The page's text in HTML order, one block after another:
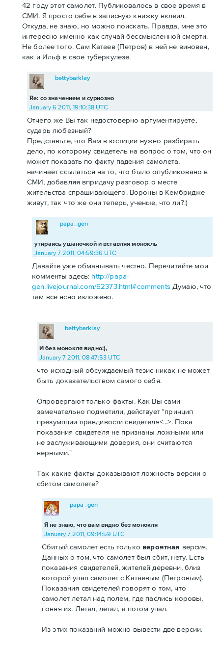
42 году этот самолет. Публиковалось в свое время в
СМИ. Я просто себе в записную книжку вклеил.
Откуда, не знаю, но можно поискать. Правда, мне это
интересно именно как случай бессмысленной смерти.
Не более того. Сам Катаев (Петров) в ней не виновен,
как и Ильф в свое туберкулезе.
Re: со значением и суриозно
bettybarklay
January 6 2011, 19:10:38 UTC
Отчего же Вы так недостоверно аргументируете,
сударь любезный?
Представьте, что Вам в юстиции нужно разбирать
дело, по которому свидетель на вопрос о том, что он
может показать по факту падения самолета,
начинает ссылаться на то, что было опубликовано в
СМИ, добавляя впридачу разговор о месте
жительства спрашивающего. Вороны в Кембридже
живут, так что же они теперь, ученые, что ли?:)
утираясь ушаночкой и вставляя монокль
papa_gen
January 7 2011, 04:59:36 UTC
Давайте уже обманывать честно. Перечитайте мои
комменты здесь: http://papa-
gen.livejournal.com/62373.html#commentsДумаю, что
там все ясно изложено.
И без монокля видно:),
bettybarklay
January 7 2011, 08:47:53 UTC
что исходный обсуждаемый тезис никак не может
быть доказательством самого себя.
Опровергают только факты. Как Вы сами
замечательно подметили, действует "принцип
презумпции правдивости свидетеля<...>. Пока
показания свидетеля не признаны ложными или
не заслуживающими доверия, они считаются
верными."
Так какие факты доказывают ложность версии о
сбитом самолете?
Я не знаю, что вам видно без монокля
papa_gen
January 7 2011, 09:14:59 UTC
Сбитый самолет есть только вероятная версия.
Данных о том, что самолет был сбит, нету. Есть
показания свидетелей, жителей деревни, близ
которой упал самолет с Катаевым (Петровым).
Показания свидетелей говорят о том, что
самолет летал над полем, где паслись коровы,
гоняя их. Летал, летал, а потом упал.
Из этих показаний можно вывести две версии.